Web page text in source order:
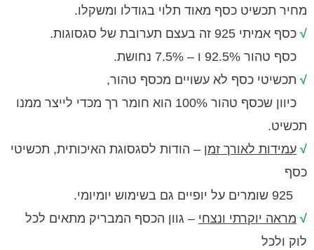
כסף מאוד תלוי בגודלו ומשקלו.
בעצם תערובת של סגסוגות.
ו – 7.5% נחושת.
כסף לא עשויים מכסף טהור,
כיוון שכסף טהור 100% הוא חומר רך מכדי לייצר ממנו
לאורך זמן– הודות לסגסוגת האיכותית, תכשיטי
יוקרתי ונצחי– גוון הכסף המבריק מתאים לכל